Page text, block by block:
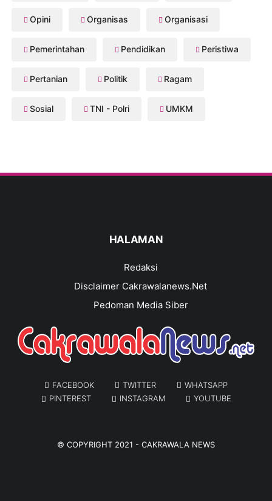
Opini Organisas Organisasi
Pemerintahan Pendidikan Peristiwa
Pertanian Politik Ragam
Sosial TNI - Polri UMKM
HALAMAN
Redaksi
Disclaimer Cakrawalanews.Net
Pedoman Media Siber
FACEBOOK TWITTER
WHATSAPP
PINTEREST
INSTAGRAM YOUTUBE
© COPYRIGHT 2021 - CAKRAWALA NEWS